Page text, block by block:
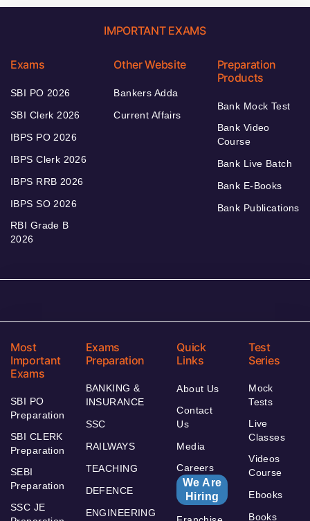
IMPORTANT EXAMS
Exams
SBI PO 2026
SBI Clerk 2026
IBPS PO 2026
IBPS Clerk 2026
IBPS RRB 2026
IBPS SO 2026
RBI Grade B
2026
Other Website
Bankers Adda
Current Affairs
Preparation
Products
Bank Mock Test
Bank Video
Course
Bank Live Batch
Bank E-Books
Bank Publications
Most
Important
Exams
SBI PO
Preparation
SBI CLERK
Preparation
SEBI
Preparation
SSC JE
Exams
Preparation
BANKING &
INSURANCE
SSC
RAILWAYS
TEACHING
DEFENCE
ENGINEERING
Quick
Links
About Us
Contact
Us
Media
Careers
We Are
Hiring
Test
Series
Mock
Tests
Live
Classes
Videos
Course
Ebooks
Books